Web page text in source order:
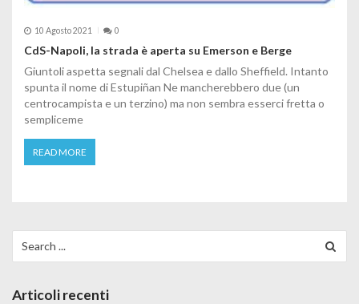
10 Agosto 2021 0
CdS-Napoli, la strada è aperta su Emerson e Berge
Giuntoli aspetta segnali dal Chelsea e dallo Sheffield. Intanto
spunta il nome di Estupiñan Ne mancherebbero due (un
centrocampista e un terzino) ma non sembra esserci fretta o
sempliceme
READ MORE
Articoli recenti